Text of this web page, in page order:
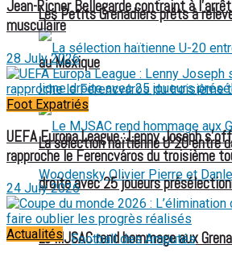
Les Petits Grenadiers prêts à
au Mexique
Le MJSAC rend hommage aux
La sélection haïtienne U-20 entre
droite avec 25 joueurs
Football des Amputés
Jean-Ricner Bellegarde contraint à
musculaire
28 July 2026
Foot Expatriés
UEFA Europa League : Lenny Joseph
rapproche le Ferencváros du troisième
24 July 2026
Actualités